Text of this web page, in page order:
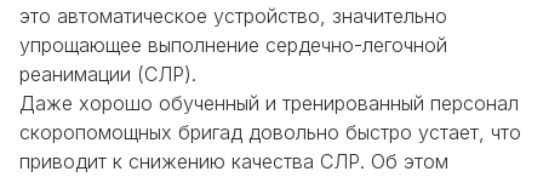
это автоматическое устройство, значительно
упрощающее выполнение сердечно-легочной
реанимации (СЛР).
Даже хорошо обученный и тренированный персонал
скоропомощных бригад довольно быстро устает, что
приводит к снижению качества СЛР. Об этом